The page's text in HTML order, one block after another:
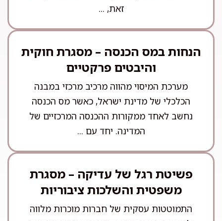
זאת, ...
הנחות במס הכנסה – מסגרת חוקית
והיבטים פרקטיים
מערכת המיסוי מהווה מרכיב מרכזי במבנה
הכלכלי של מדינת ישראל, כאשר מס הכנסה
נחשב לאחד ממקורות ההכנסה המרכזיים של
המדינה. יחד עם ...
פשיטת רגל של עדיקה – מסגרת
משפטית והשלכות ציבוריות
התמוטטות עסקית של חברות מוכרות מלווה